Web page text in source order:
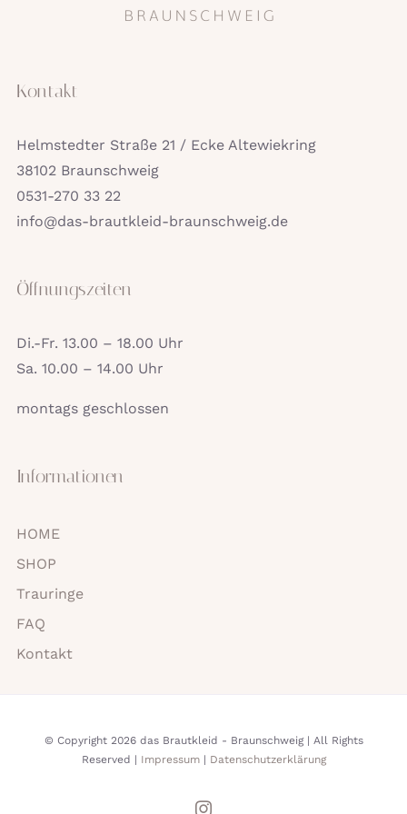
Kontakt
Helmstedter Straße 21 / Ecke Altewiekring
38102 Braunschweig
0531-270 33 22
info@das-brautkleid-braunschweig.de
Öffnungszeiten
Di.-Fr. 13.00 – 18.00 Uhr
Sa. 10.00 – 14.00 Uhr
montags geschlossen
Informationen
HOME
SHOP
Trauringe
FAQ
Kontakt
© Copyright 2026 das Brautkleid - Braunschweig | All Rights
Reserved | Impressum| Datenschutzerklärung